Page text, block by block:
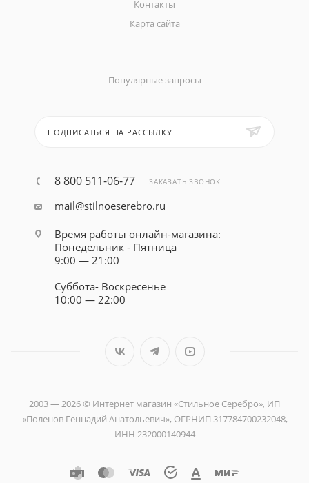
Контакты
Карта сайта
Популярные запросы
ПОДПИСАТЬСЯ НА РАССЫЛКУ
8 800 511-06-77 ЗАКАЗАТЬ ЗВОНОК
mail@stilnoeserebro.ru
Время работы онлайн-магазина:
Понедельник - Пятница
9:00 — 21:00
Суббота- Воскресенье
10:00 — 22:00
2003 — 2026 © Интернет магазин «Стильное Серебро», ИП
«Поленов Геннадий Анатольевич», ОГРНИП 317784700232048,
ИНН 232000140944